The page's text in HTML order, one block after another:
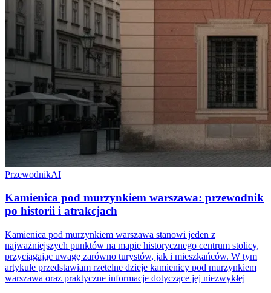
PrzewodnikAI
Kamienica pod murzynkiem warszawa: przewodnik
po historii i atrakcjach
Kamienica pod murzynkiem warszawa stanowi jeden z
najważniejszych punktów na mapie historycznego centrum stolicy,
przyciągając uwagę zarówno turystów, jak i mieszkańców. W tym
artykule przedstawiam rzetelne dzieje kamienicy pod murzynkiem
warszawa oraz praktyczne informacje dotyczące jej niezwykłej